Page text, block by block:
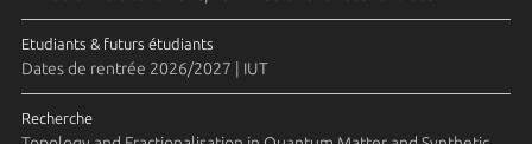
Etudiants & futurs étudiants
Dates de rentrée 2026/2027 | IUT
Recherche